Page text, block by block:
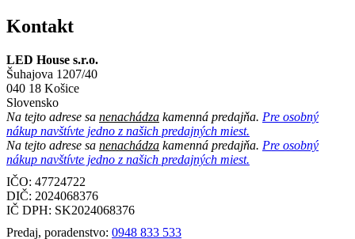
Kontakt
LED House s.r.o.
Šuhajova 1207/40
040 18 Košice
Slovensko
Na tejto adrese sa nenachádza kamenná predajňa. Pre osobný
nákup navštívte jedno z našich predajných miest.
Na tejto adrese sa nenachádza kamenná predajňa. Pre osobný
nákup navštívte jedno z našich predajných miest.
IČO: 47724722
DIČ: 2024068376
IČ DPH: SK2024068376
Predaj, poradenstvo: 0948 833 533